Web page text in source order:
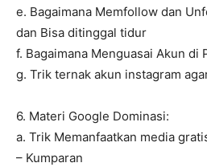
e. Bagaimana Memfollow dan
dan Bisa ditinggal tidur
f. Bagaimana Menguasai Akun di
g. Trik ternak akun instagram
6. Materi Google Dominasi:
a. Trik Memanfaatkan media
– Kumparan